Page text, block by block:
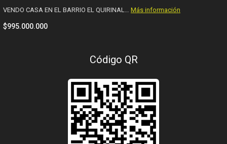
VENDO CASA EN EL BARRIO EL QUIRINAL… Más información
$995.000.000
Código QR